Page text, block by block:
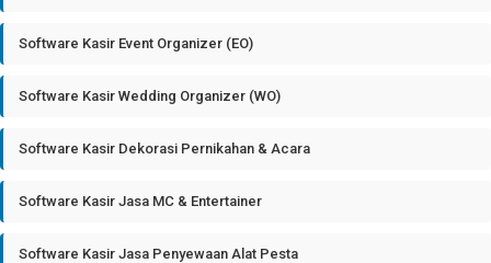
Software Kasir Event Organizer (EO)
Software Kasir Wedding Organizer (WO)
Software Kasir Dekorasi Pernikahan & Acara
Software Kasir Jasa MC & Entertainer
Software Kasir Jasa Penyewaan Alat Pesta